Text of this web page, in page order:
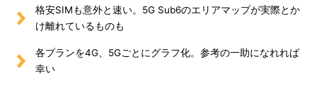
格安SIMも意外と速い。5G Sub6のエリアマップが実際とか
け離れているものも
各プランを4G、5Gごとにグラフ化。参考の一助になれれば
幸い